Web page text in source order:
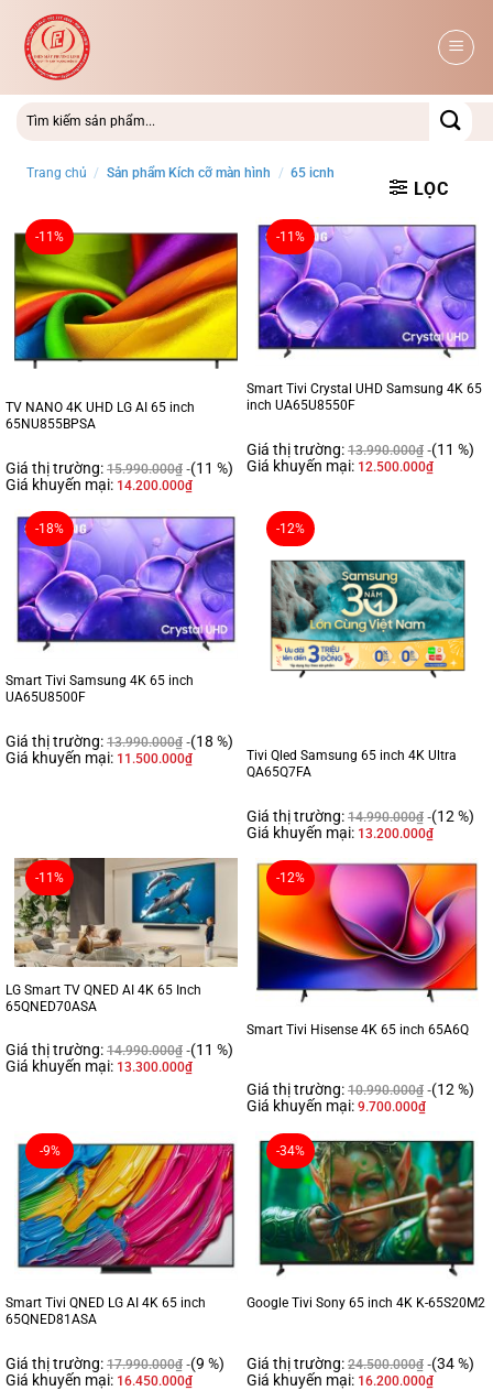
qua
dung
Trang chủ / Sản phẩm Kích cỡ màn hình / 65 icnh
LỌC
-11%
TV NANO 4K UHD LG AI 65 inch
65NU855BPSA
Giá thị trường: 15.990.000₫ (11 %)
Giá khuyến mại: 14.200.000₫
-11%
Smart Tivi Crystal UHD Samsung 4K 65
inch UA65U8550F
Giá thị trường: 13.990.000₫ (11 %)
Giá khuyến mại: 12.500.000₫
-18%
Smart Tivi Samsung 4K 65 inch
UA65U8500F
Giá thị trường: 13.990.000₫ (18 %)
Giá khuyến mại: 11.500.000₫
-12%
Tivi Qled Samsung 65 inch 4K Ultra
QA65Q7FA
Giá thị trường: 14.990.000₫ (12 %)
Giá khuyến mại: 13.200.000₫
-11%
LG Smart TV QNED AI 4K 65 Inch
65QNED70ASA
Giá thị trường: 14.990.000₫ (11 %)
Giá khuyến mại: 13.300.000₫
-12%
Smart Tivi Hisense 4K 65 inch 65A6Q
Giá thị trường: 10.990.000₫ (12 %)
Giá khuyến mại: 9.700.000₫
-9%
Smart Tivi QNED LG AI 4K 65 inch
65QNED81ASA
Giá thị trường: 17.990.000₫ (9 %)
Giá khuyến mại: 16.450.000₫
-34%
Google Tivi Sony 65 inch 4K K-65S20M2
Giá thị trường: 24.500.000₫ (34 %)
Giá khuyến mại: 16.200.000₫